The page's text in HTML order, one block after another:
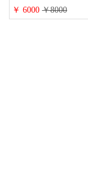
￥ 6000￥8000